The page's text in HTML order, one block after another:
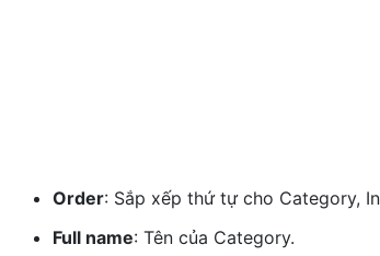
Order: Sắp xếp thứ tự cho Category,
Full name: Tên của Category.